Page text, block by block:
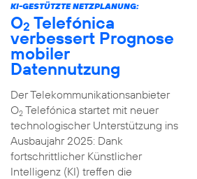
KI-GESTÜTZTE NETZPLANUNG:
O2 Telefónica
verbessert Prognose
mobiler
Datennutzung
Der Telekommunikationsanbieter
O2Telefónica startet mit neuer
technologischer Unterstützung ins
Ausbaujahr 2025: Dank
fortschrittlicher Künstlicher
Intelligenz (KI) treffen die